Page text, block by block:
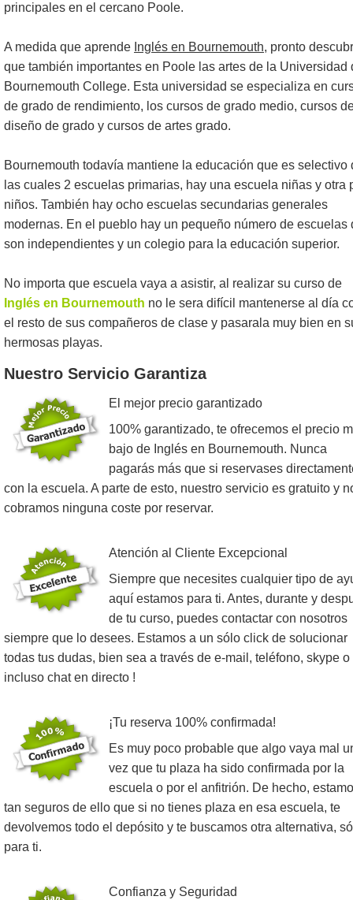
principales en el cercano Poole.
A medida que aprende Inglés en Bournemouth, pronto
que también importantes en Poole las artes de la Universidad
Bournemouth College. Esta universidad se especializa en
de grado de rendimiento, los cursos de grado medio, cursos
diseño de grado y cursos de artes grado.
Bournemouth todavía mantiene la educación que es selectivo
las cuales 2 escuelas primarias, hay una escuela niñas y otra
niños. También hay ocho escuelas secundarias generales
modernas. En el pueblo hay un pequeño número de escuelas
son independientes y un colegio para la educación superior.
No importa que escuela vaya a asistir, al realizar su curso de
Inglés en Bournemouth no le sera difícil mantenerse al día
el resto de sus compañeros de clase y pasarala muy bien en
hermosas playas.
Nuestro Servicio Garantiza
El mejor precio garantizado
100% garantizado, te ofrecemos el precio
bajo de Inglés en Bournemouth. Nunca
pagarás más que si reservases
con la escuela. A parte de esto, nuestro servicio es gratuito y
cobramos ninguna coste por reservar.
Atención al Cliente Excepcional
Siempre que necesites cualquier tipo de
aquí estamos para ti. Antes, durante y
de tu curso, puedes contactar con nosotros
siempre que lo desees. Estamos a un sólo click de solucionar
todas tus dudas, bien sea a través de e-mail, teléfono, skype o
incluso chat en directo !
¡Tu reserva 100% confirmada!
Es muy poco probable que algo vaya mal
vez que tu plaza ha sido confirmada por la
escuela o por el anfitrión. De hecho,
tan seguros de ello que si no tienes plaza en esa escuela, te
devolvemos todo el depósito y te buscamos otra alternativa,
para ti.
Confianza y Seguridad